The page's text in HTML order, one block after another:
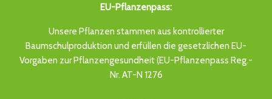
EU-Pflanzenpass:
Unsere Pflanzen stammen aus kontrollierter
Baumschulproduktion und erfüllen die gesetzlichen EU-
Vorgaben zur Pflanzengesundheit (EU-Pflanzenpass Reg.-
Nr. AT-N 1276